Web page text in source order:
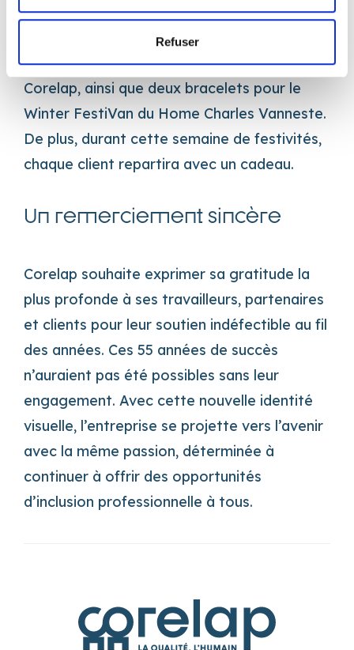
Refuser
gagnants de cinq lots attractifs. Les prix
incluent trois cartes d’une valeur de 55 €
chacune, utilisables pour tout service de
Corelap, ainsi que deux bracelets pour le
Winter FestiVan du Home Charles Vanneste.
De plus, durant cette semaine de festivités,
chaque client repartira avec un cadeau.
Un remerciement sincère
Corelap souhaite exprimer sa gratitude la
plus profonde à ses travailleurs, partenaires
et clients pour leur soutien indéfectible au fil
des années. Ces 55 années de succès
n’auraient pas été possibles sans leur
engagement. Avec cette nouvelle identité
visuelle, l’entreprise se projette vers l’avenir
avec la même passion, déterminée à
continuer à offrir des opportunités
d’inclusion professionnelle à tous.